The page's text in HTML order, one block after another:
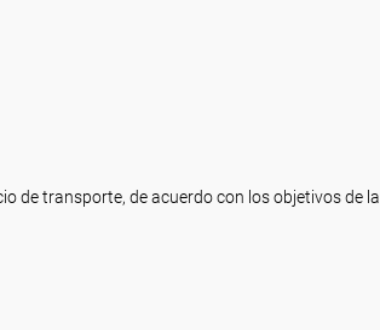
de transporte, de acuerdo con los objetivos de la